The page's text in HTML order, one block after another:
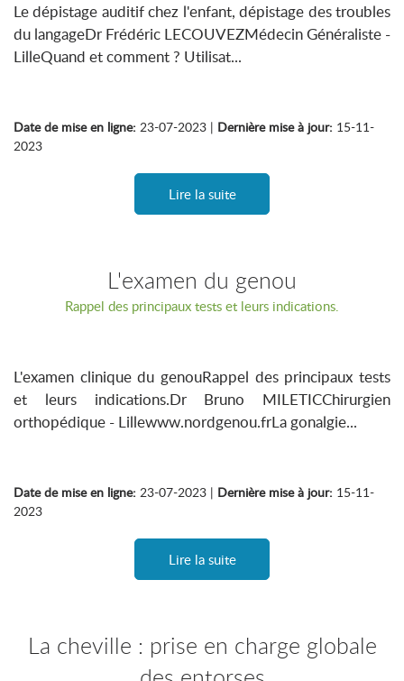
Le dépistage auditif chez l'enfant, dépistage des troubles
du langageDr Frédéric LECOUVEZMédecin Généraliste -
LilleQuand et comment ? Utilisat...
Date de mise en ligne: 23-07-2023 | Dernière mise à jour: 15-11-
2023
Lire la suite
L'examen du genou
Rappel des principaux tests et leurs indications.
L'examen clinique du genouRappel des principaux tests
et leurs indications.Dr Bruno MILETICChirurgien
orthopédique - Lillewww.nordgenou.frLa gonalgie...
Date de mise en ligne: 23-07-2023 | Dernière mise à jour: 15-11-
2023
Lire la suite
La cheville : prise en charge globale